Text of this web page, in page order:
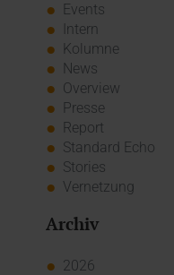
Events
Intern
Kolumne
News
Overview
Presse
Report
Standard Echo
Stories
Vernetzung
Archiv
2026